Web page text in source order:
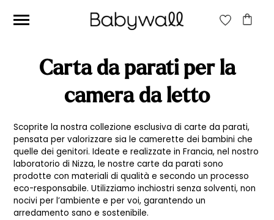
Carta da parati per la
camera da letto
Scoprite la nostra collezione esclusiva di carte da parati,
pensata per valorizzare sia le camerette dei bambini che
quelle dei genitori. Ideate e realizzate in Francia, nel nostro
laboratorio di Nizza, le nostre carte da parati sono
prodotte con materiali di qualità e secondo un processo
eco-responsabile. Utilizziamo inchiostri senza solventi, non
nocivi per l’ambiente e per voi, garantendo un
arredamento sano e sostenibile.
CERCA
Prezzo
Min
Prezzo
Max
Filtra
Prezzo:0€—3.990€